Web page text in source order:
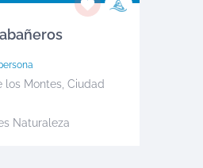
los Montes, Ciudad
Naturaleza